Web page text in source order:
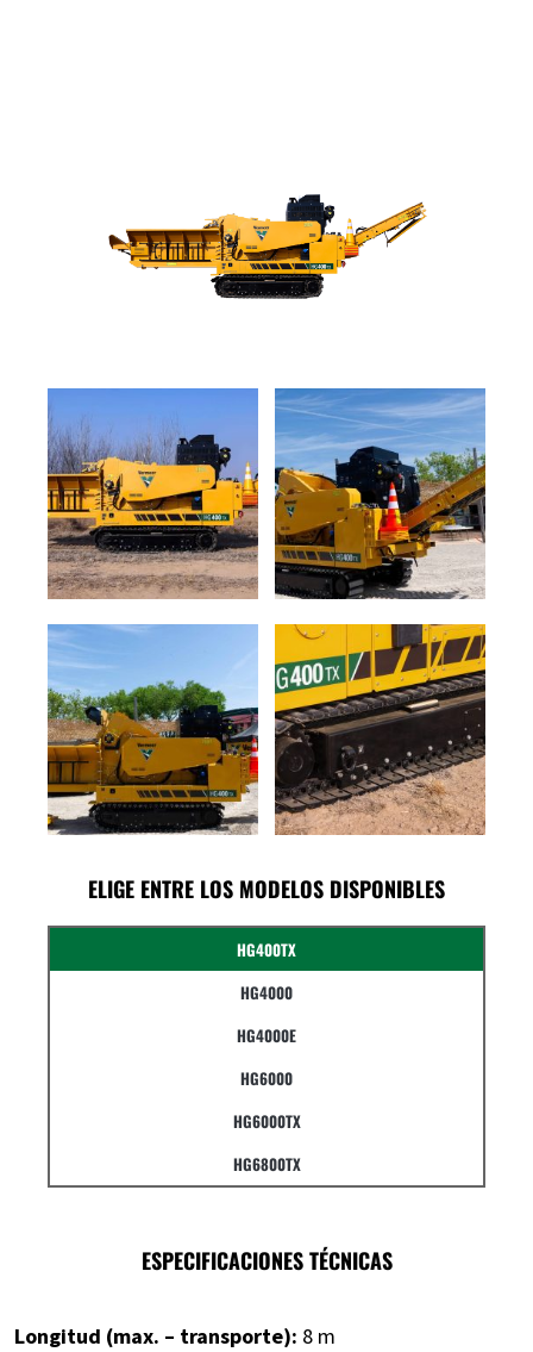
ELIGE ENTRE LOS MODELOS DISPONIBLES
HG400TX
HG4000
HG4000E
HG6000
HG6000TX
HG6800TX
ESPECIFICACIONES TÉCNICAS
Longitud (max. – transporte): 8 m